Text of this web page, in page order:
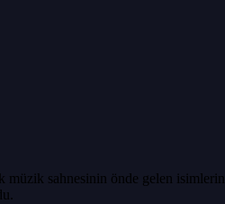
sahnesinin önde gelen